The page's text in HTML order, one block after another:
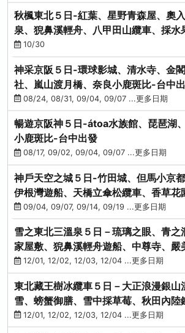
秋楓東北５日-紅葉、星野青森屋、奧
泉、猊鼻溪輕舟、八甲田山纜車、採水
進免稅店)
10/30
神采京阪５日-環球影城、清水寺、金
社、嵐山渡月橋、奈良小鹿斑比-台中
08/24, 08/31, 09/04, 09/07 ...更多日期
暢遊京阪神５日-átoa水族館、琵琶湖
小鹿斑比-台中出發
08/17, 09/02, 09/04, 09/07 ...更多日期
神戶天空之城５日-竹田城、但馬小京都
伊根灣遊船、天橋立傘松纜車、香草花
龍蝦-台中出發
09/04, 09/07, 09/14, 09/19 ...更多日期
雪之東北三溫泉５日－琉璃之眼、青之
家屋敷、猊鼻溪輕舟遊船、中尊寺、嚴
烤牡蠣、握壽司體驗
12/01, 12/02, 12/03, 12/04 ...更多日期
東北藏王樹冰纜車５日－大正浪漫銀山
雪、螃蟹御膳、雪中採草莓、秋田內陸
理、松島遊船
12/01, 12/02, 12/03, 12/04 ...更多日期